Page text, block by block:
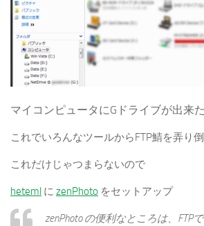
マイコンピュータにGドライブが出来た
これでいろんなツールからFTP鯖を弄り倒
これだけじゃつまらないので
heteml に zenPhoto をセットアップ
zenPhoto の便利なところは、FTP